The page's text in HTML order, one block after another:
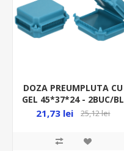
DOZA PREUMPLUTA CU
GEL 45*37*24 - 2BUC/BL
ALBASTRA OR-SZ-
21,73 lei 25,12 lei